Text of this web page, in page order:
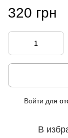
320 грн
Войти для
В